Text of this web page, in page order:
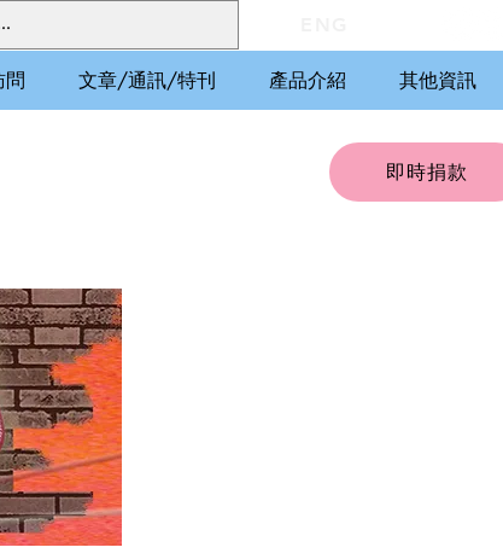
即時捐款
問 文章/通訊/特刊 產品介紹 其他資訊